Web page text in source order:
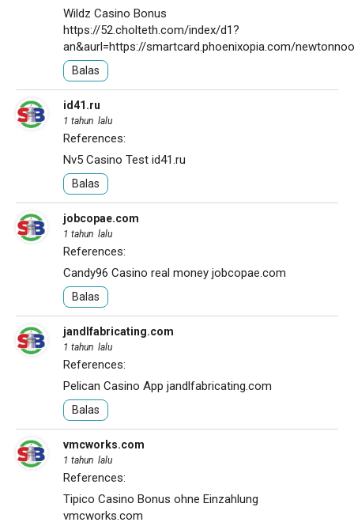
Wildz Casino Bonus
https://52.cholteth.com/index/d1?
an&aurl=https://smartcard.phoenixopia.com/
Balas
id41.ru
1 tahun lalu
References:
Nv5 Casino Test id41.ru
Balas
jobcopae.com
1 tahun lalu
References:
Candy96 Casino real money jobcopae.com
Balas
jandlfabricating.com
1 tahun lalu
References:
Pelican Casino App jandlfabricating.com
Balas
vmcworks.com
1 tahun lalu
References:
Tipico Casino Bonus ohne Einzahlung
vmcworks.com